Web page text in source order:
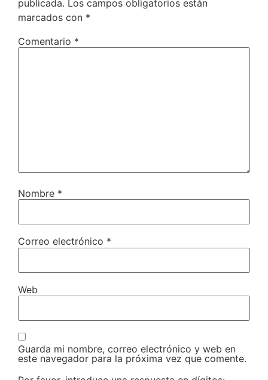
publicada. Los campos obligatorios están
marcados con *
Comentario *
Nombre *
Correo electrónico *
Web
Guarda mi nombre, correo electrónico y web en
este navegador para la próxima vez que comente.